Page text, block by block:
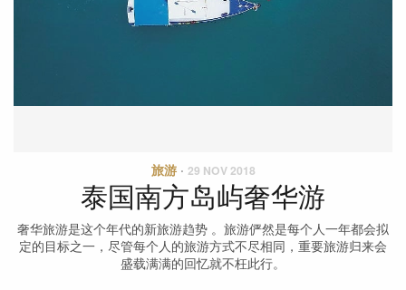
旅游· 29 NOV 2018
泰国南方岛屿奢华游
奢华旅游是这个年代的新旅游趋势 。旅游俨然是每个人一年都会拟
定的目标之一，尽管每个人的旅游方式不尽相同，重要旅游归来会
盛载满满的回忆就不枉此行。